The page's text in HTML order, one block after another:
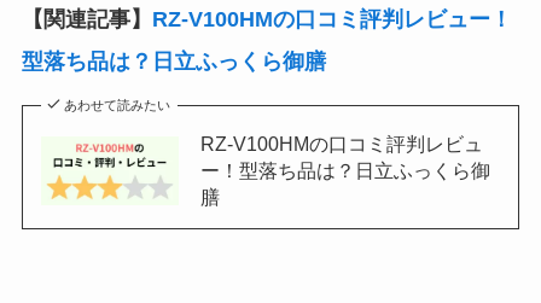
【関連記事】 RZ-V100HMの口コミ評判レビュー！
型落ち品は？日立ふっくら御膳
あわせて読みたい
RZ-V100HMの口コミ評判レビュ
ー！型落ち品は？日立ふっくら御
膳